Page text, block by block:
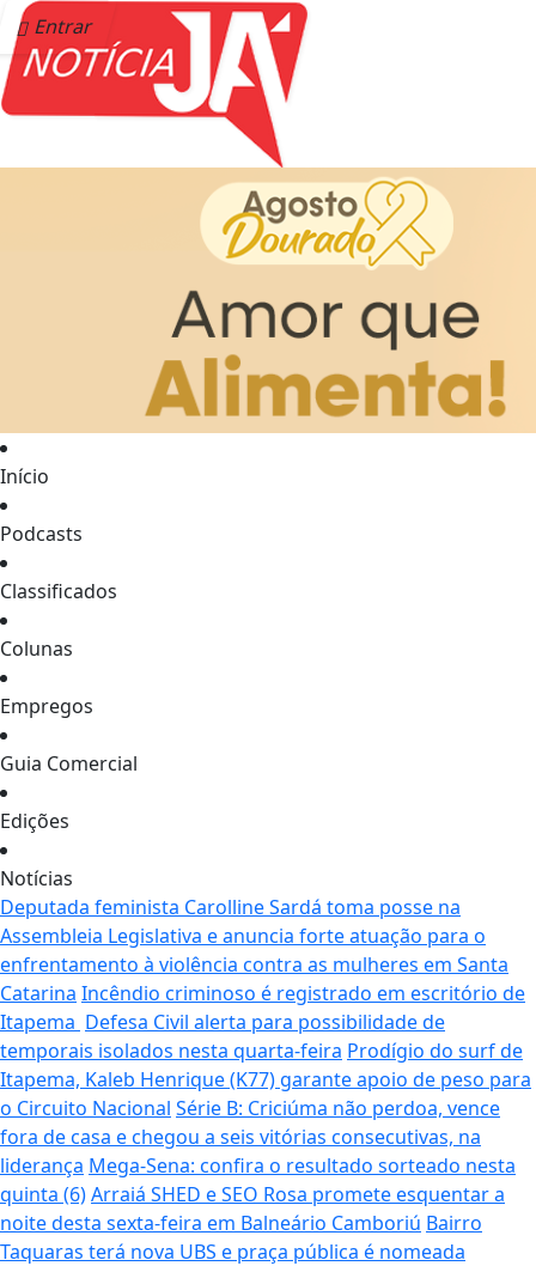
Entrar
Início
Podcasts
Classificados
Colunas
Empregos
Guia Comercial
Edições
Notícias
Deputada feminista Carolline Sardá toma posse na
Assembleia Legislativa e anuncia forte atuação para o
enfrentamento à violência contra as mulheres em Santa
Catarina Incêndio criminoso é registrado em escritório de
Itapema Defesa Civil alerta para possibilidade de
temporais isolados nesta quarta-feira Prodígio do surf de
Itapema, Kaleb Henrique (K77) garante apoio de peso para
o Circuito Nacional Série B: Criciúma não perdoa, vence
fora de casa e chegou a seis vitórias consecutivas, na
liderança Mega-Sena: confira o resultado sorteado nesta
quinta (6)Arraiá SHED e SEO Rosa promete esquentar a
noite desta sexta-feira em Balneário Camboriú Bairro
Taquaras terá nova UBS e praça pública é nomeada